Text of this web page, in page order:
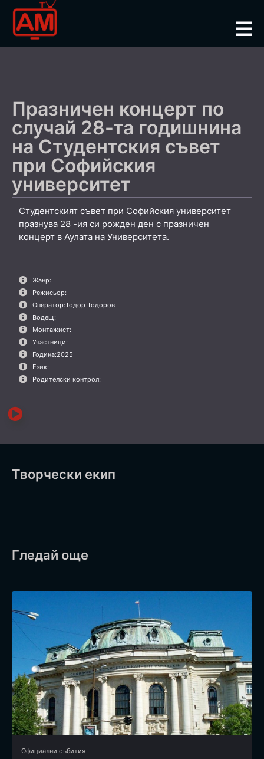
Празничен концерт по
случай 28-та годишнина
на Студентския съвет
при Софийския
университет
Студентският съвет при Софийския университет
празнува 28 -ия си рожден ден с празничен
концерт в Аулата на Университета.
Жанр:
Режисьор:
Оператор:Тодор Тодоров
Водещ:
Монтажист:
Участници:
Година:2025
Език:
Родителски контрол:
Творчески екип
Гледай още
Официални събития